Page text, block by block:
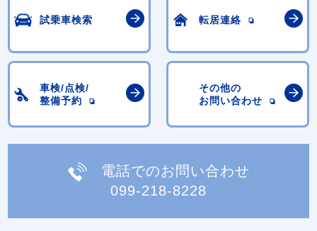
試乗車検索 転居連絡
車検/点検/
整備予約
その他の
お問い合わせ
電話でのお問い合わせ
099-218-8228